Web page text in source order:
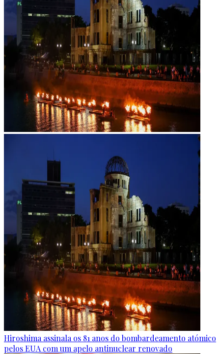
Hiroshima assinala os 81 anos do bombardeamento atómico
pelos EUA com um apelo antinuclear renovado